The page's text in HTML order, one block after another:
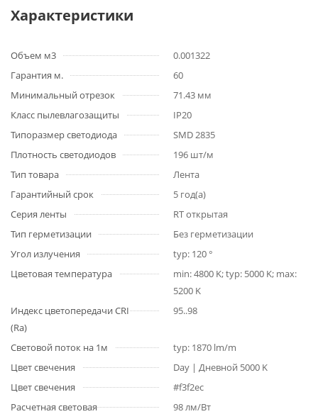
Характеристики
Объем м3
0.001322
Гарантия м.
60
Минимальный отрезок
71.43 мм
Класс пылевлагозащиты
IP20
Типоразмер светодиода
SMD 2835
Плотность светодиодов
196 шт/м
Тип товара
Лента
Гарантийный срок
5 год(а)
Серия ленты
RT открытая
Тип герметизации
Без герметизации
Угол излучения
typ: 120 °
Цветовая температура
min: 4800 K; typ: 5000 K; max:
5200 K
Индекс цветопередачи CRI
(Ra)
95..98
Световой поток на 1м
typ: 1870 lm/m
Цвет свечения
Day | Дневной 5000 K
Цвет свечения
#f3f2ec
Расчетная световая
98 лм/Вт